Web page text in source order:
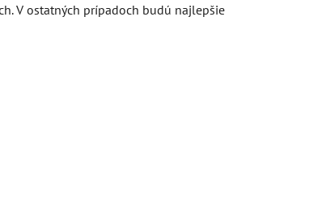
V ostatných prípadoch budú najlepšie